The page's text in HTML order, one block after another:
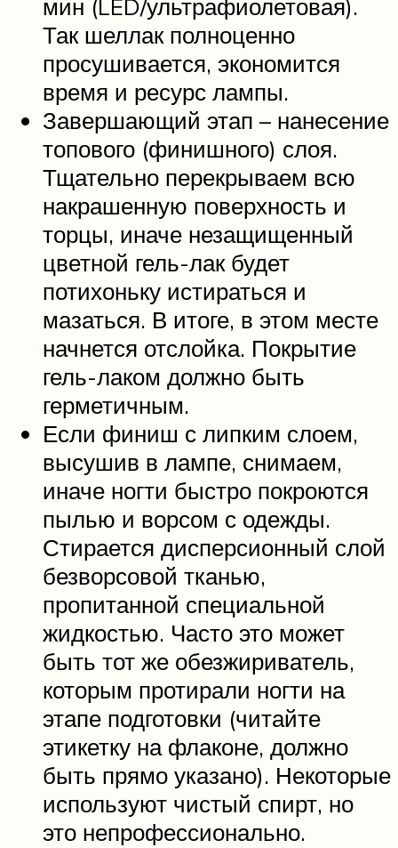
мин (LED/ультрафиолетовая).
Так шеллак полноценно
просушивается, экономится
время и ресурс лампы.
Завершающий этап – нанесение
топового (финишного) слоя.
Тщательно перекрываем всю
накрашенную поверхность и
торцы, иначе незащищенный
цветной гель-лак будет
потихоньку истираться и
мазаться. В итоге, в этом месте
начнется отслойка. Покрытие
гель-лаком должно быть
герметичным.
Если финиш с липким слоем,
высушив в лампе, снимаем,
иначе ногти быстро покроются
пылью и ворсом с одежды.
Стирается дисперсионный слой
безворсовой тканью,
пропитанной специальной
жидкостью. Часто это может
быть тот же обезжириватель,
которым протирали ногти на
этапе подготовки (читайте
этикетку на флаконе, должно
быть прямо указано). Некоторые
используют чистый спирт, но
это непрофессионально.